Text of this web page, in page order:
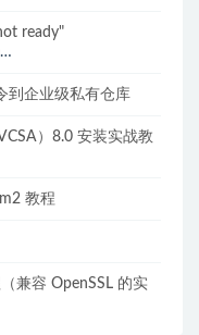
ready"
到企业级私有仓库
）8.0 安装实战教
教程
兼容 OpenSSL 的实